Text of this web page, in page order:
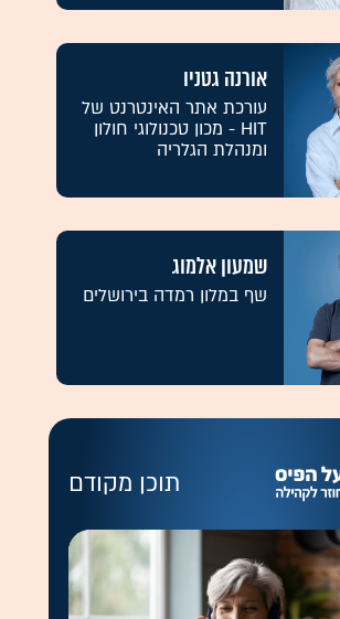
אורנה גטניו
עורכת אתר האינטרנט של
HIT - מכון טכנולוגי חולון
ומנהלת הגלריה
שמעון אלמוג
שף במלון רמדה בירושלים
תוכן מקודם